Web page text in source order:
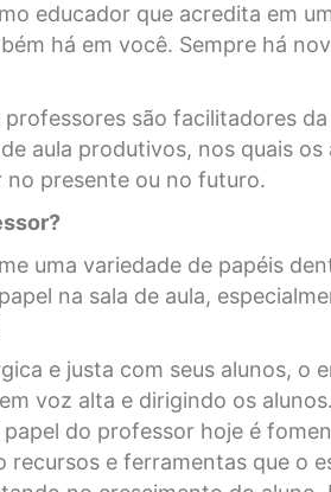
educador que acredita em
há em você. Sempre há
professores são facilitadores
aula produtivos, nos quais
no presente ou no futuro.
uma variedade de papéis
na sala de aula,
e justa com seus alunos, o
voz alta e dirigindo os
papel do professor hoje é
recursos e ferramentas que o